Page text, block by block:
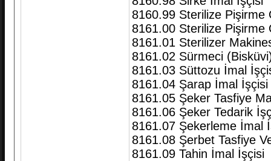
8160.99 Sterilize Pişirme
8161.00 Sterilize
8161.01 Sterilizer
8161.02 Sürmeci
8161.03 Süttozu İmal
8161.04 Şarap İmal İşçisi
8161.05 Şeker Tasfiye
8161.06 Şeker Tedarik
8161.07 Şekerleme İmal
8161.08 Şerbet Tasfiye
8161.09 Tahin İmal İşçisi